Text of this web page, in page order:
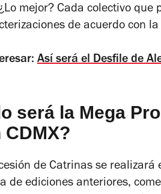
mejor? Cada colectivo
de acuerdo con
Así será el Desfile de
será la Mega
CDMX?
de Catrinas se
de ediciones anteriores,